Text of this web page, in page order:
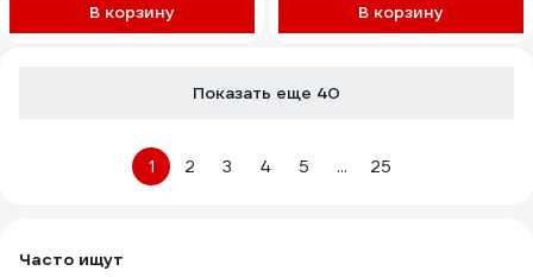
В корзину В корзину
Показать еще 40
1 2 3 4 5 ... 25
Часто ищут